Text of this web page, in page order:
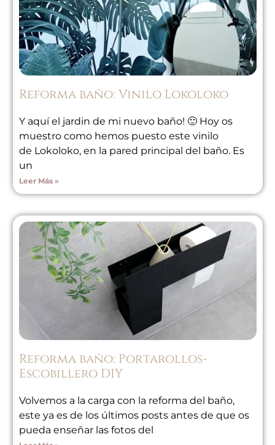
Reforma baño: Vinilo Lokoloko
Y aquí el jardin de mi nuevo baño! 🙂 Hoy os
muestro como hemos puesto este vinilo
de Lokoloko, en la pared principal del baño. Es
un
Leer Más »
Reforma baño: Portarollos-
Escobillero DIY
Volvemos a la carga con la reforma del baño,
este ya es de los últimos posts antes de que os
pueda enseñar las fotos del